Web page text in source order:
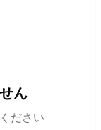
ん
ださい